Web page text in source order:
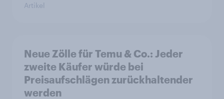
Artikel
Neue Zölle für Temu & Co.: Jeder
zweite Käufer würde bei
Preisaufschlägen zurückhaltender
werden